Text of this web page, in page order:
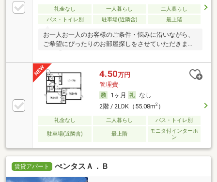
礼金なし 一人暮らし
二人暮らし
バス・トイレ別
駐車場(近隣含) 最上階
お一人お一人のお客様のご条件・悩みに沿いながら、
ご希望にぴったりのお部屋探しをさせていただきま
4.50万円
管理費-
1ヶ月
なし
2階 / 2LDK（55.08m2）
礼金なし 二人暮らし バス・トイレ別
駐車場(近隣含) 最上階
モニタ付インターホ
ン
賃貸アパート ぺンタスＡ．Ｂ